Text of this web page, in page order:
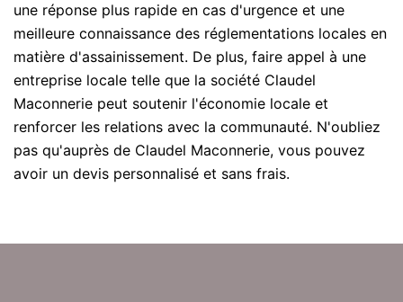
une réponse plus rapide en cas d'urgence et une
meilleure connaissance des réglementations locales en
matière d'assainissement. De plus, faire appel à une
entreprise locale telle que la société Claudel
Maconnerie peut soutenir l'économie locale et
renforcer les relations avec la communauté. N'oubliez
pas qu'auprès de Claudel Maconnerie, vous pouvez
avoir un devis personnalisé et sans frais.